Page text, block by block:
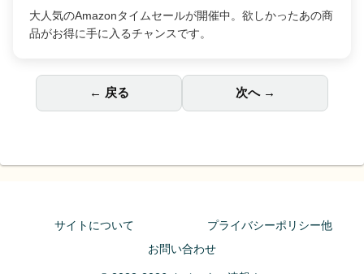
何百万もの曲が自由に聴ける。広告なし、オフライン再生
対応で、あなたの毎日を高音質の音楽で彩ります。
← 戻る 次へ →
サイトについて
プライバシーポリシー他
お問い合わせ